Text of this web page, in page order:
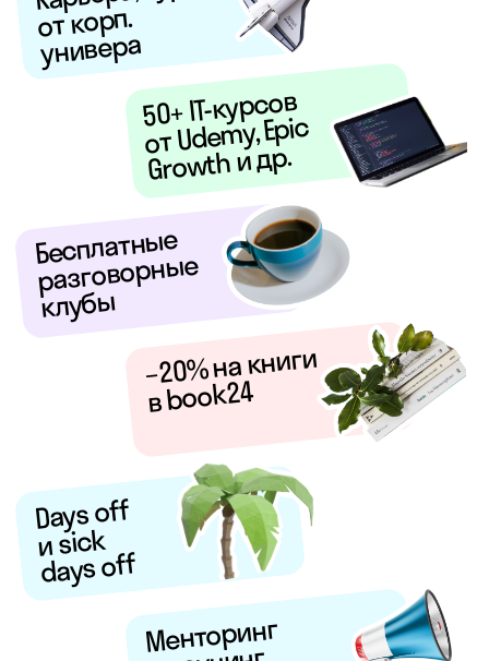
Политика конфиденциальности